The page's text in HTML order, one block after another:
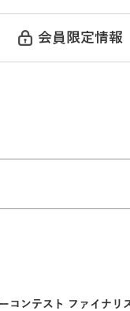
会員限定情報
コンテスト ファイナリ